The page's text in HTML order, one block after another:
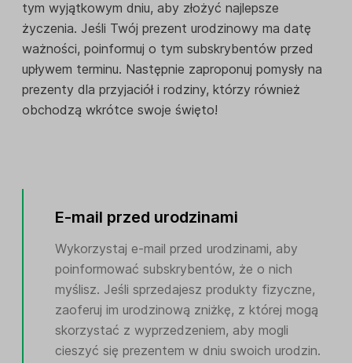
tym wyjątkowym dniu, aby złożyć najlepsze
życzenia. Jeśli Twój prezent urodzinowy ma datę
ważności, poinformuj o tym subskrybentów przed
upływem terminu. Następnie zaproponuj pomysły na
prezenty dla przyjaciół i rodziny, którzy również
obchodzą wkrótce swoje święto!
E-mail przed urodzinami
Wykorzystaj e-mail przed urodzinami, aby
poinformować subskrybentów, że o nich
myślisz. Jeśli sprzedajesz produkty fizyczne,
zaoferuj im urodzinową zniżkę, z której mogą
skorzystać z wyprzedzeniem, aby mogli
cieszyć się prezentem w dniu swoich urodzin.